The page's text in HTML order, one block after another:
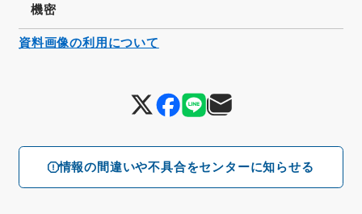
情報の間違いや不具合をセンターに知らせる
機密
資料画像の利用について